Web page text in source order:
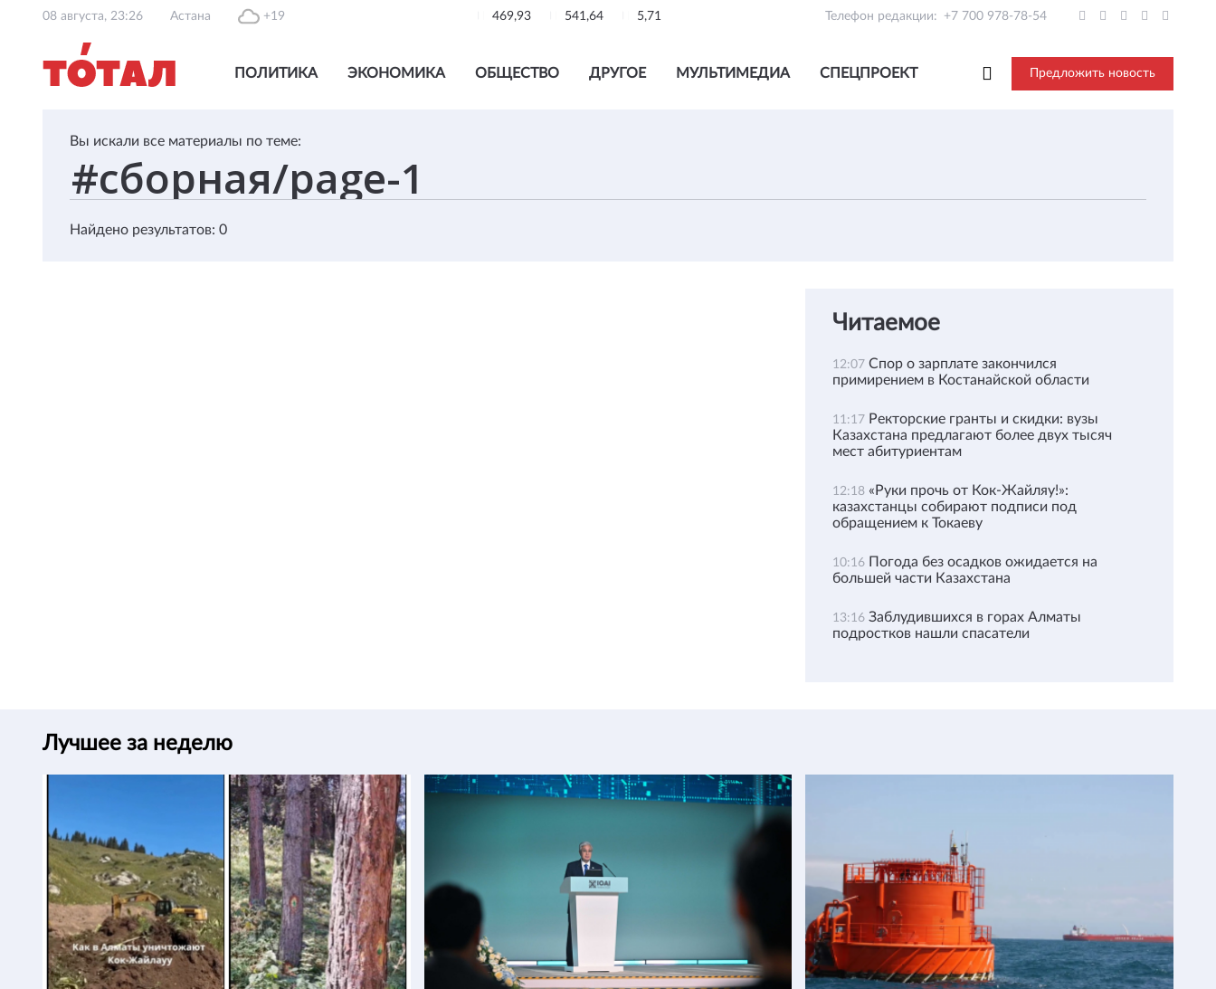
08 августа, 23:26 Астана +19 469,93 541,64 5,71 Телефон редакции: +7 700 978-78-54
ПОЛИТИКА ЭКОНОМИКА ОБЩЕСТВО ДРУГОЕ МУЛЬТИМЕДИА СПЕЦПРОЕКТ Предложить новость
Вы искали все материалы по теме:
Найдено результатов: 0
Читаемое
12:07 Спор о зарплате закончился
примирением в Костанайской области
11:17 Ректорские гранты и скидки: вузы
Казахстана предлагают более двух тысяч
мест абитуриентам
12:18 «Руки прочь от Кок-Жайляу!»:
казахстанцы собирают подписи под
обращением к Токаеву
10:16 Погода без осадков ожидается на
большей части Казахстана
13:16 Заблудившихся в горах Алматы
подростков нашли спасатели
Лучшее за неделю